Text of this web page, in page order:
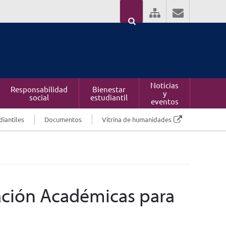
Responsabilidad
social
Bienestar
estudiantil
Noticias
y
eventos
Documentos Vitrina de humanidades
Académicas para